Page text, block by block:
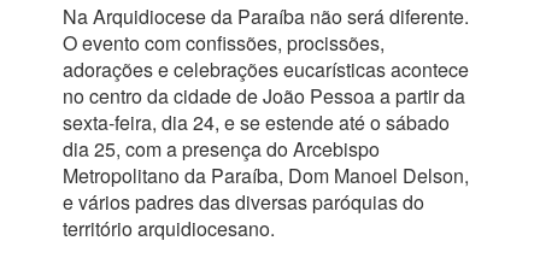
Na Arquidiocese da Paraíba não será diferente.
O evento com confissões, procissões,
adorações e celebrações eucarísticas acontece
no centro da cidade de João Pessoa a partir da
sexta-feira, dia 24, e se estende até o sábado
dia 25, com a presença do Arcebispo
Metropolitano da Paraíba, Dom Manoel Delson,
e vários padres das diversas paróquias do
território arquidiocesano.